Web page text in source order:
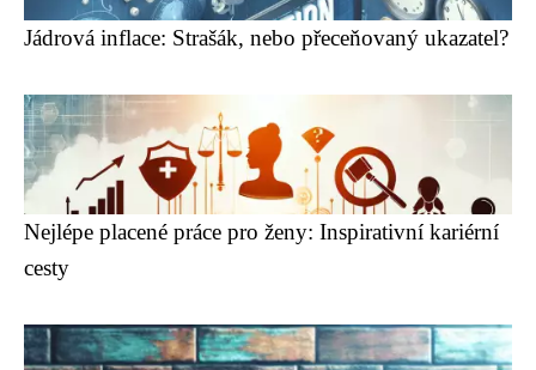
Jádrová inflace: Strašák, nebo přeceňovaný ukazatel?
Nejlépe placené práce pro ženy: Inspirativní kariérní
cesty